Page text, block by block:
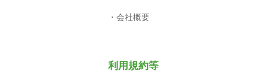
会社概要
利用規約等